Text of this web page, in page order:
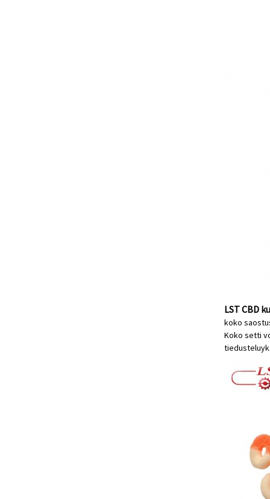
LST CBD
koko
Koko setti
tiedustelu